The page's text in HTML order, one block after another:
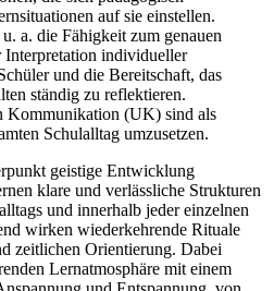
auf sie einstellen.
a. die Fähigkeit zum genauen
Interpretation individueller
und die Bereitschaft, das
ständig zu reflektieren.
Kommunikation (UK) sind als
Schulalltag umzusetzen.
geistige Entwicklung
klare und verlässliche Strukturen
und innerhalb jeder einzelnen
wirken wiederkehrende Rituale
zeitlichen Orientierung. Dabei
Lernatmosphäre mit einem